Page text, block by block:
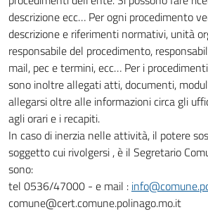
descrizione ecc… Per ogni procedimento
descrizione e riferimenti normativi, unità
responsabile del procedimento,
mail, pec e termini, ecc… Per i
sono inoltre allegati atti, documenti,
allegarsi oltre alle informazioni circa gli
agli orari e i recapiti.
In caso di inerzia nelle attività, il potere
soggetto cui rivolgersi , è il Segretario
sono:
tel 0536/47000 - e mail :
comune@cert.comune.polinago.mo.it